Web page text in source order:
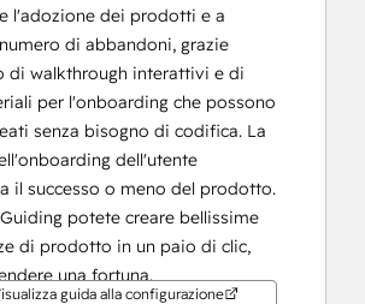
l'adozione dei prodotti e a
di abbandoni, grazie
di walkthrough interattivi e di
per l'onboarding che possono
senza bisogno di codifica. La
dell'utente
il successo o meno del prodotto.
potete creare bellissime
di prodotto in un paio di clic,
una fortuna.
guida alla configurazione